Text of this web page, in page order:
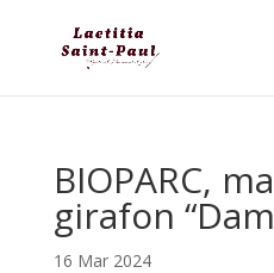
BIOPARC,
girafon
16 Mar 2024